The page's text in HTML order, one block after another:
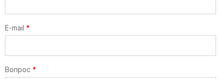
E-mail *
Вопрос *